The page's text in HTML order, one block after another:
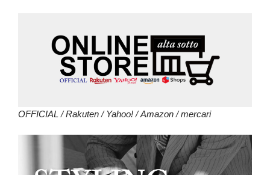
OFFICIAL /Rakuten/Yahoo!/Amazon/mercari